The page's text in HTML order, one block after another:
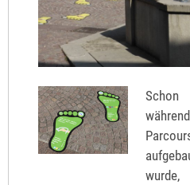
Schon
wurde,